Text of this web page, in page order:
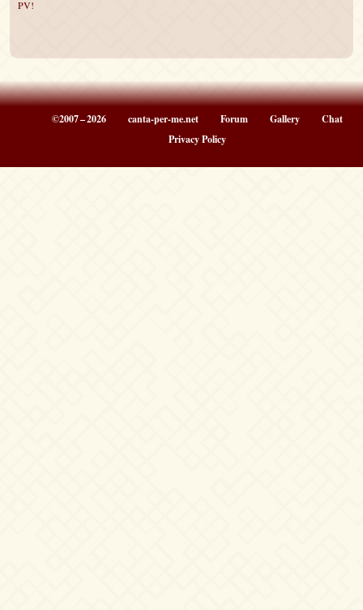
PV!
©2007 – 2026 canta-per-me.net Forum Gallery
Chat
Privacy Policy